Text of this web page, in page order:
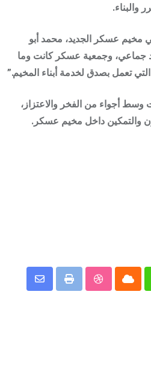
والبناء.
مخيم عسكر الجديد، محمد أبو
جماعي، وجمعية عسكر كانت وما
تعمل بصدق لخدمة أبناء المخيم.”
وسط أجواء من الفخر والاعتزاز،
والتمكين داخل مخيم عسكر.
Cloud
StumbleUpon
Print
Share